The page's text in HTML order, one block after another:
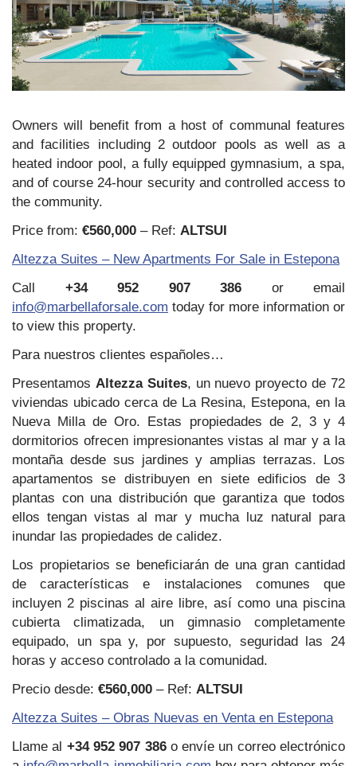
Owners will benefit from a host of communal features
and facilities including 2 outdoor pools as well as a
heated indoor pool, a fully equipped gymnasium, a spa,
and of course 24-hour security and controlled access to
the community.
Price from: €560,000 – Ref: ALTSUI
Altezza Suites – New Apartments For Sale in Estepona
Call +34 952 907 386 or email
info@marbellaforsale.com today for more information or
to view this property.
Para nuestros clientes españoles…
Presentamos Altezza Suites, un nuevo proyecto de 72
viviendas ubicado cerca de La Resina, Estepona, en la
Nueva Milla de Oro. Estas propiedades de 2, 3 y 4
dormitorios ofrecen impresionantes vistas al mar y a la
montaña desde sus jardines y amplias terrazas. Los
apartamentos se distribuyen en siete edificios de 3
plantas con una distribución que garantiza que todos
ellos tengan vistas al mar y mucha luz natural para
inundar las propiedades de calidez.
Los propietarios se beneficiarán de una gran cantidad
de características e instalaciones comunes que
incluyen 2 piscinas al aire libre, así como una piscina
cubierta climatizada, un gimnasio completamente
equipado, un spa y, por supuesto, seguridad las 24
horas y acceso controlado a la comunidad.
Precio desde: €560,000 – Ref: ALTSUI
Altezza Suites – Obras Nuevas en Venta en Estepona
Llame al +34 952 907 386o envíe un correo electrónico